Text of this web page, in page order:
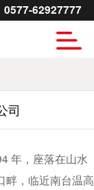
0577-62927777
司
年，座落在山水
畔，临近南台温高